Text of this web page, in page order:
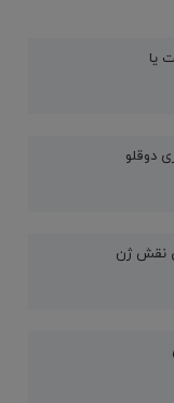
یا
دوقلو
نقش ژن